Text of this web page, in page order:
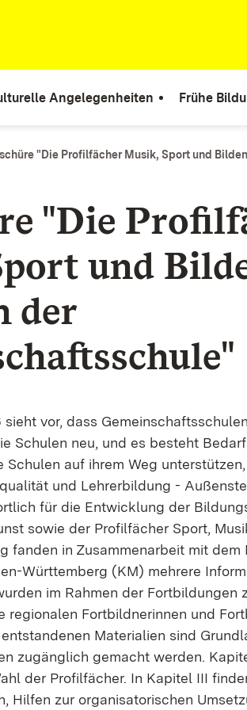
Angelegenheiten Frühe
"Die Profilfächer Musik, Sport und
"Die
und
der
sieht vor, dass
Schulen neu, und es besteht
Schulen auf ihrem Weg
und Lehrerbildung -
für die Entwicklung der
sowie der Profilfächer Sport,
fanden in Zusammenarbeit mit dem
Württemberg (KM) mehrere
im Rahmen der Fortbildungen
regionalen Fortbildnerinnen und
Materialien sind
zugänglich gemacht werden.
der Profilfächer. In Kapitel III
Hilfen zur organisatorischen